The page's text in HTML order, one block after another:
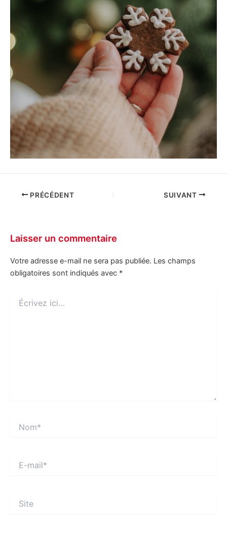
PRÉCÉDENT SUIVANT
Laisser un commentaire
Votre adresse e-mail ne sera pas publiée. Les champs
obligatoires sont indiqués avec *
ici…
mail*